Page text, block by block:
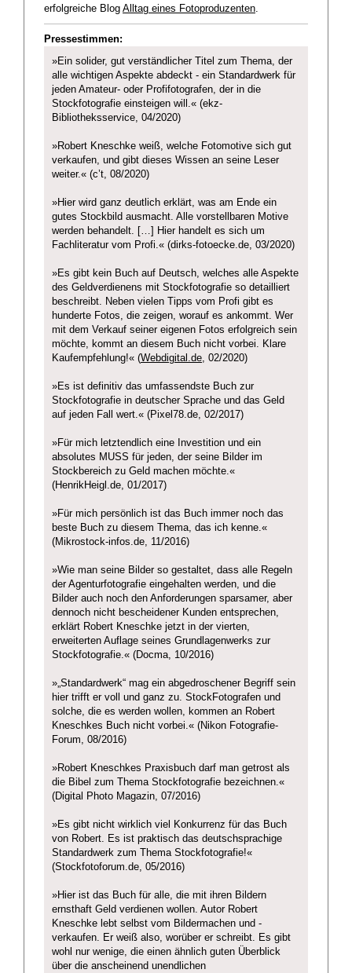
erfolgreiche Blog Alltag eines Fotoproduzenten.
Pressestimmen:
»Ein solider, gut verständlicher Titel zum Thema, der
alle wichtigen Aspekte abdeckt - ein Standardwerk für
jeden Amateur- oder Profifotografen, der in die
Stockfotografie einsteigen will.« (ekz-
Bibliotheksservice, 04/2020)
»Robert Kneschke weiß, welche Fotomotive sich gut
verkaufen, und gibt dieses Wissen an seine Leser
weiter.« (c’t, 08/2020)
»Hier wird ganz deutlich erklärt, was am Ende ein
gutes Stockbild ausmacht. Alle vorstellbaren Motive
werden behandelt. […] Hier handelt es sich um
Fachliteratur vom Profi.« (dirks-fotoecke.de, 03/2020)
»Es gibt kein Buch auf Deutsch, welches alle Aspekte
des Geldverdienens mit Stockfotografie so detailliert
beschreibt. Neben vielen Tipps vom Profi gibt es
hunderte Fotos, die zeigen, worauf es ankommt. Wer
mit dem Verkauf seiner eigenen Fotos erfolgreich sein
möchte, kommt an diesem Buch nicht vorbei. Klare
Kaufempfehlung!« (Webdigital.de, 02/2020)
»Es ist definitiv das umfassendste Buch zur
Stockfotografie in deutscher Sprache und das Geld
auf jeden Fall wert.« (Pixel78.de, 02/2017)
»Für mich letztendlich eine Investition und ein
absolutes MUSS für jeden, der seine Bilder im
Stockbereich zu Geld machen möchte.«
(HenrikHeigl.de, 01/2017)
»Für mich persönlich ist das Buch immer noch das
beste Buch zu diesem Thema, das ich kenne.«
(Mikrostock-infos.de, 11/2016)
»Wie man seine Bilder so gestaltet, dass alle Regeln
der Agenturfotografie eingehalten werden, und die
Bilder auch noch den Anforderungen sparsamer, aber
dennoch nicht bescheidener Kunden entsprechen,
erklärt Robert Kneschke jetzt in der vierten,
erweiterten Auflage seines Grundlagenwerks zur
Stockfotografie.« (Docma, 10/2016)
»„Standardwerk“ mag ein abgedroschener Begriff sein
hier trifft er voll und ganz zu. StockFotografen und
solche, die es werden wollen, kommen an Robert
Kneschkes Buch nicht vorbei.« (Nikon Fotografie-
Forum, 08/2016)
»Robert Kneschkes Praxisbuch darf man getrost als
die Bibel zum Thema Stockfotografie bezeichnen.«
(Digital Photo Magazin, 07/2016)
»Es gibt nicht wirklich viel Konkurrenz für das Buch
von Robert. Es ist praktisch das deutschsprachige
Standardwerk zum Thema Stockfotografie!«
(Stockfotoforum.de, 05/2016)
»Hier ist das Buch für alle, die mit ihren Bildern
ernsthaft Geld verdienen wollen. Autor Robert
Kneschke lebt selbst vom Bildermachen und -
verkaufen. Er weiß also, worüber er schreibt. Es gibt
wohl nur wenige, die einen ähnlich guten Überblick
über die anscheinend unendlichen